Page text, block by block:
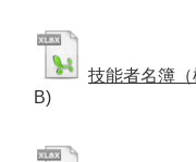
技能者名簿（
B)